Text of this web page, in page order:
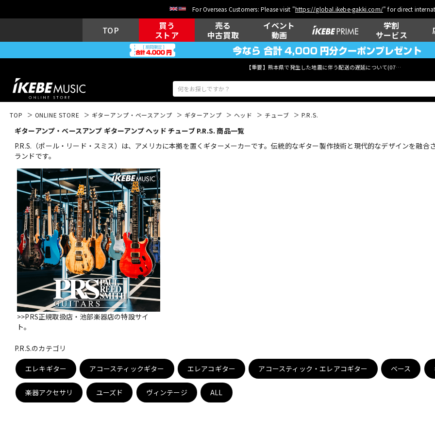
For Overseas Customers: Please visit "https://global.ikebe-gakki.com/" for direct
TOP
買う
ストア
売る
中古買取
イベント
動画
学割
サービス
【重要】熊本県で発生した地震に伴う配送の遅延について(07月29日
アコギ/エレ
アコ
キーボード
DJ機器
中古
TOP ONLINE STORE ギターアンプ・ベースアンプ ギターアンプ ヘッド チューブ P.R.S.
ギターアンプ・ベースアンプ ギターアンプ ヘッド チューブ P.R.S. 商品一覧
P.R.S.（ポール・リード・スミス）は、アメリカに本拠を置くギターメーカーです。伝統的なギター製作技術と現代的なデザインを融
ランドです。
>>PRS正規取扱店・池部楽器店の特設サイ
ト。
P.R.S.のカテゴリ
エレキギター アコースティックギター エレアコギター アコースティック・エレアコギター ベース
楽器アクセサリ ユーズド ヴィンテージ ALL